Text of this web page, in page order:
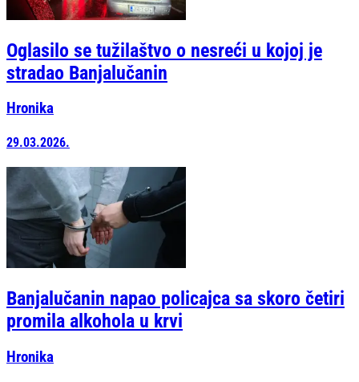
Oglasilo se tužilaštvo o nesreći u kojoj je
stradao Banjalučanin
Hronika
29.03.2026.
Banjalučanin napao policajca sa skoro četiri
promila alkohola u krvi
Hronika